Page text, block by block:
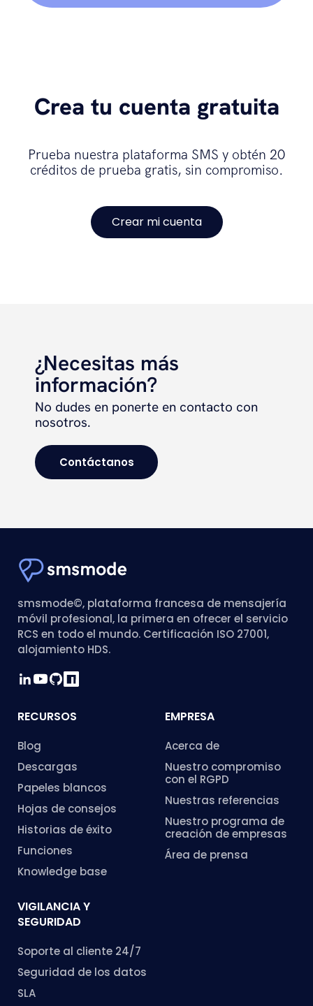
Crea tu cuenta gratuita
Prueba nuestra plataforma SMS y obtén 20
créditos de prueba gratis, sin compromiso.
Crear mi cuenta
¿Necesitas más
información?
No dudes en ponerte en contacto con
nosotros.
Contáctanos
smsmode©, plataforma francesa de mensajería
móvil profesional, la primera en ofrecer el servicio
RCS en todo el mundo. Certificación ISO 27001,
alojamiento HDS.
RECURSOS
Blog
Descargas
Papeles blancos
Hojas de consejos
Historias de éxito
Funciones
Knowledge base
EMPRESA
Acerca de
Nuestro compromiso
con el RGPD
Nuestras referencias
Nuestro programa de
creación de empresas
Área de prensa
VIGILANCIA Y
SEGURIDAD
Soporte al cliente 24/7
Seguridad de los datos
SLA